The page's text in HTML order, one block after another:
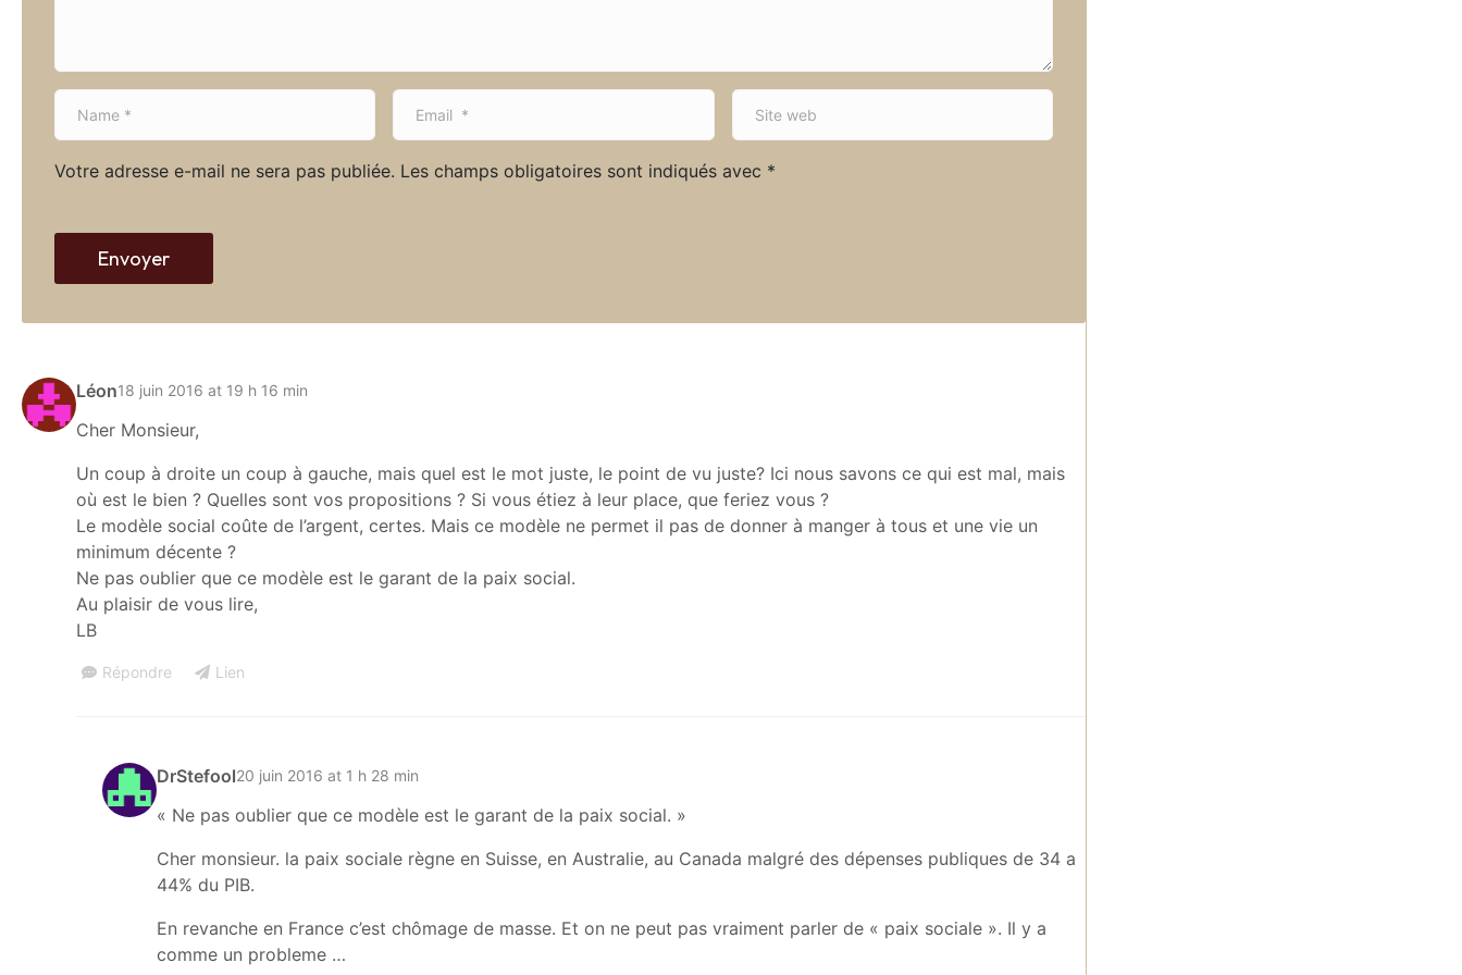
Léon18 juin 2016 at 19 h 16 min
Cher Monsieur,
Un coup à droite un coup à gauche, mais quel est le mot juste, le point de vu juste? Ici nous savons ce qui est mal, mais
où est le bien ? Quelles sont vos propositions ? Si vous étiez à leur place, que feriez vous ?
Le modèle social coûte de l’argent, certes. Mais ce modèle ne permet il pas de donner à manger à tous et une vie un
minimum décente ?
Ne pas oublier que ce modèle est le garant de la paix social.
Au plaisir de vous lire,
LB
Répondre Lien
DrStefool20 juin 2016 at 1 h 28 min
« Ne pas oublier que ce modèle est le garant de la paix social. »
Cher monsieur. la paix sociale règne en Suisse, en Australie, au Canada malgré des dépenses publiques de 34 a
44% du PIB.
En revanche en France c’est chômage de masse. Et on ne peut pas vraiment parler de « paix sociale ». Il y a
comme un probleme …
Votre adresse e-mail ne sera pas publiée. Les champs obligatoires sont indiqués avec *
N
e
E
i
S
e
Envoyer